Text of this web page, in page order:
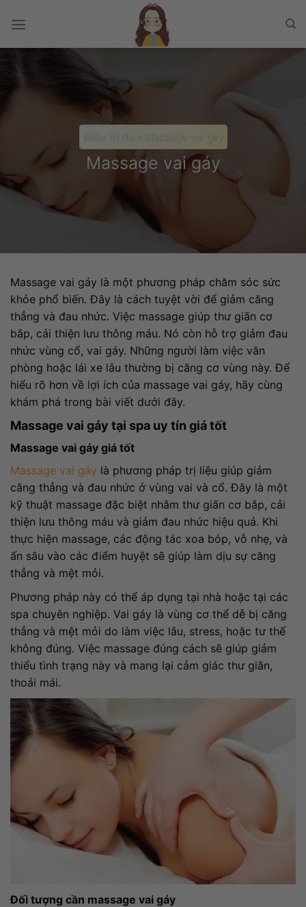
đến
Massage vai gáy
Massage vai gáy
Massage vai gáy là một phương pháp chăm sóc sức
khỏe phổ biến. Đây là cách tuyệt vời để giảm căng
thẳng và đau nhức. Việc massage giúp thư giãn cơ
bắp, cải thiện lưu thông máu. Nó còn hỗ trợ giảm đau
nhức vùng cổ, vai gáy. Những người làm việc văn
phòng hoặc lái xe lâu thường bị căng cơ vùng này. Để
hiểu rõ hơn về lợi ích của massage vai gáy, hãy cùng
khám phá trong bài viết dưới đây.
Massage vai gáy tại spa uy tín giá tốt
Massage vai gáy giá tốt
Massage vai gáy là phương pháp trị liệu giúp giảm
căng thẳng và đau nhức ở vùng vai và cổ. Đây là một
kỹ thuật massage đặc biệt nhằm thư giãn cơ bắp, cải
thiện lưu thông máu và giảm đau nhức hiệu quả. Khi
thực hiện massage, các động tác xoa bóp, vỗ nhẹ, và
ấn sâu vào các điểm huyệt sẽ giúp làm dịu sự căng
thẳng và mệt mỏi.
Phương pháp này có thể áp dụng tại nhà hoặc tại các
spa chuyên nghiệp. Vai gáy là vùng cơ thể dễ bị căng
thẳng và mệt mỏi do làm việc lâu, stress, hoặc tư thế
không đúng. Việc massage đúng cách sẽ giúp giảm
thiểu tình trạng này và mang lại cảm giác thư giãn,
thoải mái.
Đối tượng cần massage vai gáy